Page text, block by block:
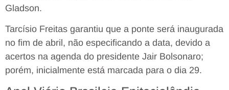
Gladson.
Tarcísio Freitas garantiu que a ponte será inaugurada
no fim de abril, não especificando a data, devido a
acertos na agenda do presidente Jair Bolsonaro;
porém, inicialmente está marcada para o dia 29.